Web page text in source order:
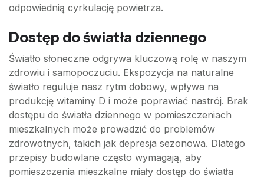
odpowiednią cyrkulację powietrza.
Dostęp do światła dziennego
Światło słoneczne odgrywa kluczową rolę w naszym
zdrowiu i samopoczuciu. Ekspozycja na naturalne
światło reguluje nasz rytm dobowy, wpływa na
produkcję witaminy D i może poprawiać nastrój. Brak
dostępu do światła dziennego w pomieszczeniach
mieszkalnych może prowadzić do problemów
zdrowotnych, takich jak depresja sezonowa. Dlatego
przepisy budowlane często wymagają, aby
pomieszczenia mieszkalne miały dostęp do światła